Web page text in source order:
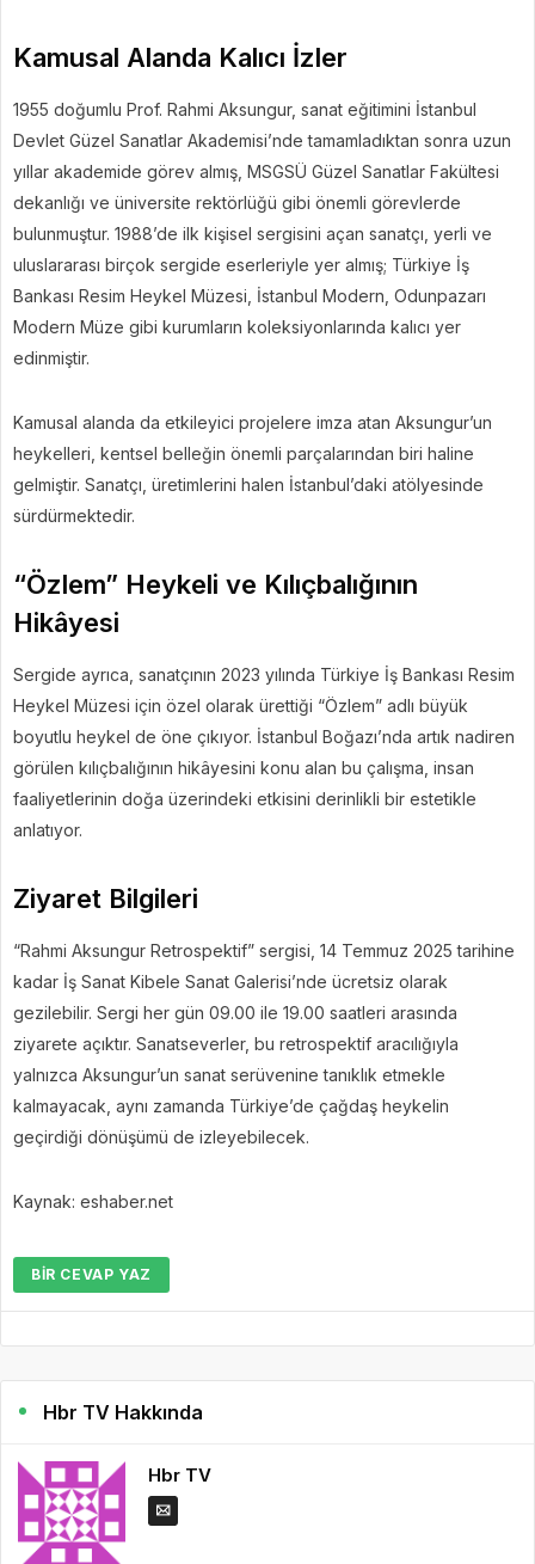
Kamusal Alanda Kalıcı İzler
1955 doğumlu Prof. Rahmi Aksungur, sanat eğitimini İstanbul
Devlet Güzel Sanatlar Akademisi’nde tamamladıktan sonra uzun
yıllar akademide görev almış, MSGSÜ Güzel Sanatlar Fakültesi
dekanlığı ve üniversite rektörlüğü gibi önemli görevlerde
bulunmuştur. 1988’de ilk kişisel sergisini açan sanatçı, yerli ve
uluslararası birçok sergide eserleriyle yer almış; Türkiye İş
Bankası Resim Heykel Müzesi, İstanbul Modern, Odunpazarı
Modern Müze gibi kurumların koleksiyonlarında kalıcı yer
edinmiştir.
Kamusal alanda da etkileyici projelere imza atan Aksungur’un
heykelleri, kentsel belleğin önemli parçalarından biri haline
gelmiştir. Sanatçı, üretimlerini halen İstanbul’daki atölyesinde
sürdürmektedir.
“Özlem” Heykeli ve Kılıçbalığının
Hikâyesi
Sergide ayrıca, sanatçının 2023 yılında Türkiye İş Bankası Resim
Heykel Müzesi için özel olarak ürettiği “Özlem” adlı büyük
boyutlu heykel de öne çıkıyor. İstanbul Boğazı’nda artık nadiren
görülen kılıçbalığının hikâyesini konu alan bu çalışma, insan
faaliyetlerinin doğa üzerindeki etkisini derinlikli bir estetikle
anlatıyor.
Ziyaret Bilgileri
“Rahmi Aksungur Retrospektif” sergisi, 14 Temmuz 2025 tarihine
kadar İş Sanat Kibele Sanat Galerisi’nde ücretsiz olarak
gezilebilir. Sergi her gün 09.00 ile 19.00 saatleri arasında
ziyarete açıktır. Sanatseverler, bu retrospektif aracılığıyla
yalnızca Aksungur’un sanat serüvenine tanıklık etmekle
kalmayacak, aynı zamanda Türkiye’de çağdaş heykelin
geçirdiği dönüşümü de izleyebilecek.
Kaynak: eshaber.net
BIR CEVAP YAZ
Hbr TV Hakkında
Hbr TV